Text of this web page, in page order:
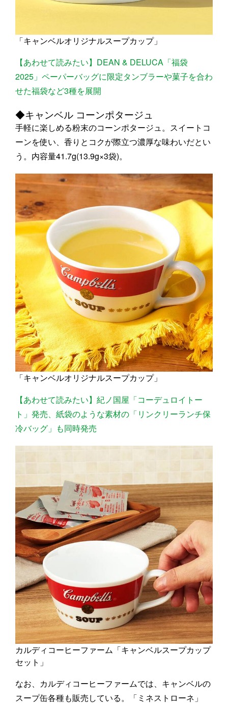
「キャンベルオリジナルスープカップ」
【あわせて読みたい】DEAN & DELUCA「福袋
2025」ペーパーバッグに限定タンブラーや菓子を合わ
せた福袋など3種を展開
◆キャンベル コーンポタージュ
手軽に楽しめる粉末のコーンポタージュ。スイートコ
ーンを使い、香りとコクが際立つ濃厚な味わいだとい
う。内容量41.7g(13.9g×3袋)。
「キャンベルオリジナルスープカップ」
【あわせて読みたい】紀ノ国屋「コーデュロイトー
ト」発売、紙袋のような素材の「リンクリーランチ保
冷バッグ」も同時発売
カルディコーヒーファーム「キャンベルスープカップ
セット」
なお、カルディコーヒーファームでは、キャンベルの
スープ缶各種も販売している。「ミネストローネ」